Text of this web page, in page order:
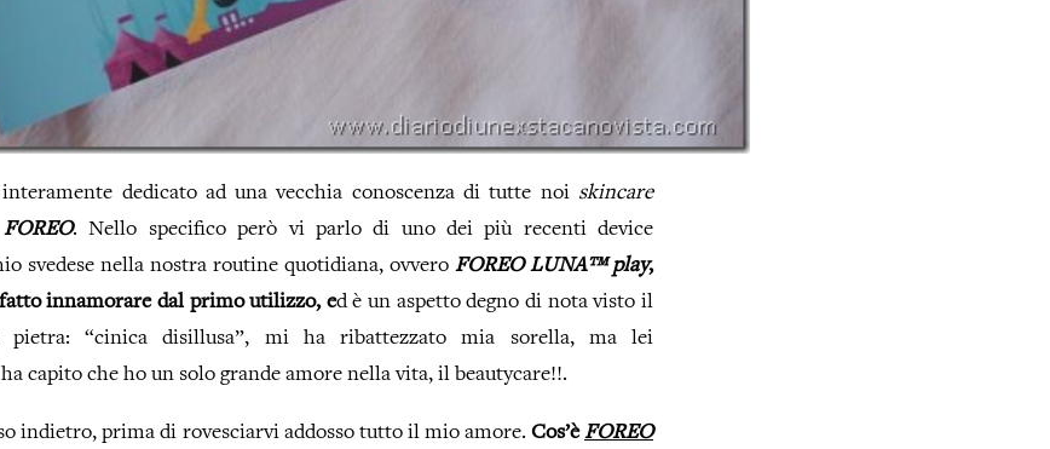
dedicato ad una vecchia conoscenza di tutte noi skincare
FOREO. Nello specifico però vi parlo di uno dei più recenti device
svedese nella nostra routine quotidiana, ovvero FOREO LUNA™ play,
innamorare dal primo utilizzo, ed è un aspetto degno di nota visto il
“cinica disillusa”, mi ha ribattezzato mia sorella, ma lei
capito che ho un solo grande amore nella vita, il beautycare!!.
indietro, prima di rovesciarvi addosso tutto il mio amore. Cos’èFOREO